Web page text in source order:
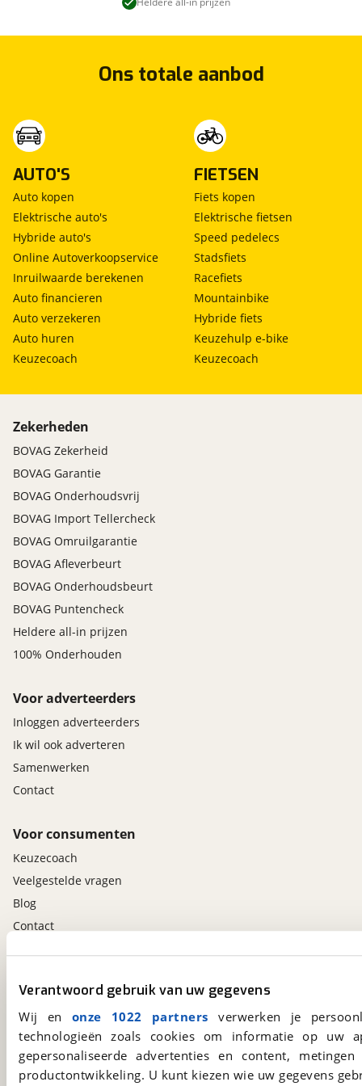
Verantwoord gebruik van uw gegevens
Wij en onze 1022 partners verwerken je
technologieën zoals cookies om informatie op
gepersonaliseerde advertenties en content,
productontwikkeling. U kunt kiezen wie uw gegevens
Ons totale aanbod
AUTO'S
Auto kopen
Elektrische auto's
Hybride auto's
Online Autoverkoopservice
Inruilwaarde berekenen
Auto financieren
Auto verzekeren
Auto huren
Keuzecoach
FIETSEN
Fiets kopen
Elektrische fietsen
Speed pedelecs
Stadsfiets
Racefiets
Mountainbike
Hybride fiets
Keuzehulp e-bike
Keuzecoach
Zekerheden
BOVAG Zekerheid
BOVAG Garantie
BOVAG Onderhoudsvrij
BOVAG Import Tellercheck
BOVAG Omruilgarantie
BOVAG Afleverbeurt
BOVAG Onderhoudsbeurt
BOVAG Puntencheck
Heldere all-in prijzen
100% Onderhouden
Voor adverteerders
Inloggen adverteerders
Ik wil ook adverteren
Samenwerken
Contact
Voor consumenten
Keuzecoach
Veelgestelde vragen
Blog
Contact
viaBOVAG.nl
Altijd het meest recente aanbod bij de hand.
Download 'm nu.